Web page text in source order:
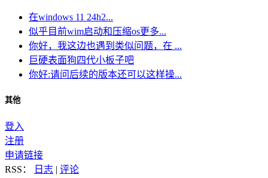
在windows 11 24h2...
似乎目前wim启动和压缩os更多...
你好，我这边也遇到类似问题，在 ...
巨硬表面狗四代小板子吧
你好:请问后续的版本还可以这样操...
其他
登入
注册
申请链接
RSS：
日志 | 评论